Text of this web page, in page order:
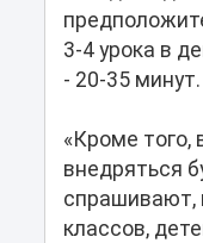
3-4 урока в
- 20-35 минут.
«Кроме того,
внедряться
спрашивают,
классов,